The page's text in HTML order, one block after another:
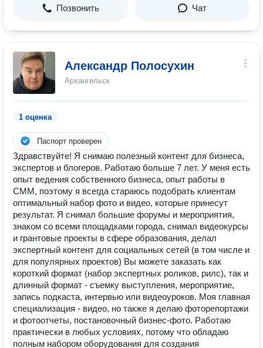
Позвонить Чат
Александр Полосухин
Архангельск
1 оценка
Паспорт проверен
Здравствуйте! Я снимаю полезный контент для бизнеса,
экспертов и блогеров. Работаю больше 7 лет. У меня есть
опыт ведения собственного бизнеса, опыт работы в
СММ, поэтому я всегда стараюсь подобрать клиентам
оптимальный набор фото и видео, которые принесут
результат. Я снимал большие форумы и мероприятия,
знаком со всеми площадками города, снимал видеокурсы
и грантовые проекты в сфере образования, делал
экспертный контент для социальных сетей (в том числе и
для популярных проектов) Вы можете заказать как
короткий формат (набор экспертных роликов, рилс), так и
длинный формат - съемку выступления, мероприятие,
запись подкаста, интервью или видеоуроков. Моя главная
специализация - видео, но также я делаю фоторепортажи
и фотоотчеты, постановочный бизнес-фото. Работаю
практически в любых условиях, потому что обладаю
полным набором оборудования для создания